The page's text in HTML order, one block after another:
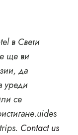
в Свети
ще ви
да
уреди
се
Contact us